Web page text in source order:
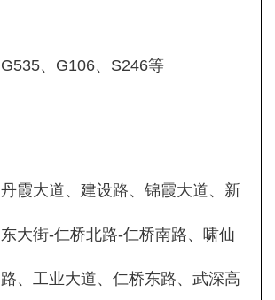
G535、G106、S246等
丹霞大道、建设路、锦霞大道、新
东大街-仁桥北路-仁桥南路、啸仙
路、工业大道、仁桥东路、武深高